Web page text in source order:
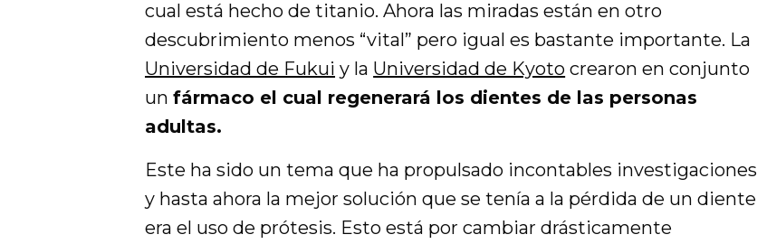
cual está hecho de titanio. Ahora las miradas están en otro
descubrimiento menos “vital” pero igual es bastante importante. La
Universidad de Fukui y la Universidad de Kyoto crearon en conjunto
unfármaco el cual regenerará los dientes de las personas
adultas.
Este ha sido un tema que ha propulsado incontables investigaciones
y hasta ahora la mejor solución que se tenía a la pérdida de un diente
era el uso de prótesis. Esto está por cambiar drásticamente